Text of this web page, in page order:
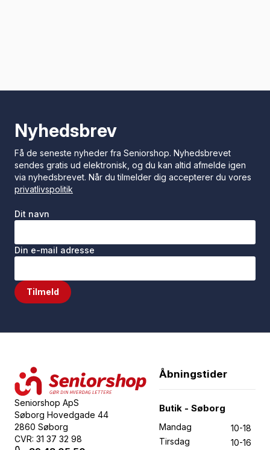
Nyhedsbrev
Få de seneste nyheder fra Seniorshop. Nyhedsbrevet
sendes gratis ud elektronisk, og du kan altid afmelde igen
via nyhedsbrevet. Når du tilmelder dig accepterer du vores
privatlivspolitik
Dit navn
Din e-mail adresse
Tilmeld
Seniorshop ApS
Søborg Hovedgade 44
2860 Søborg
CVR: 31 37 32 98
Åbningstider
Butik - Søborg
Mandag
10-18
Tirsdag
10-16